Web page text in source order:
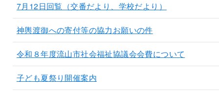
7月12日回覧（交番だより、学校だより）
神輿渡御への寄付等の協力お願いの件
令和８年度流山市社会福祉協議会会費について
子ども夏祭り開催案内